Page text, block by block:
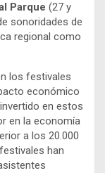
Parque (27 y
sonoridades de
regional como
los festivales
económico
en estos
en la economía
a los 20.000
han